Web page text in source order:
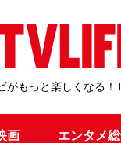
がもっと楽しくなる！
画 エンタメ